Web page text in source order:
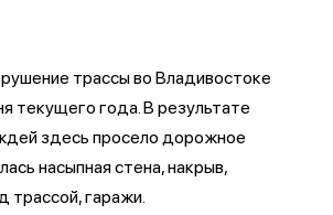
трассы во Владивостоке
текущего года. В результате
здесь просело дорожное
насыпная стена, накрыв,
трассой, гаражи.